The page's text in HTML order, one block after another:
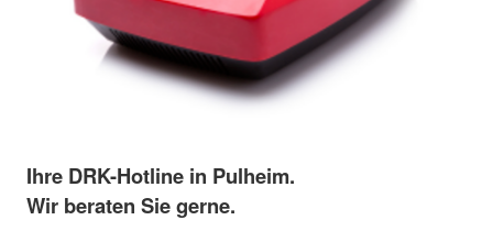
Ihre DRK-Hotline in Pulheim.
Wir beraten Sie gerne.